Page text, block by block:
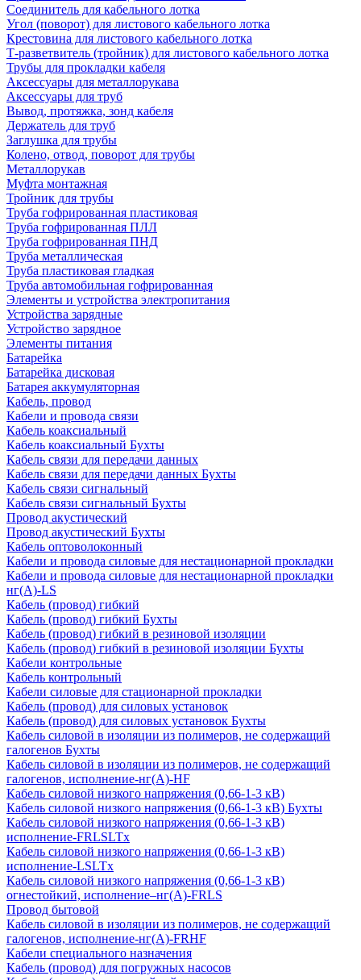
Соединитель для кабельного лотка
Угол (поворот) для листового кабельного лотка
Крестовина для листового кабельного лотка
Т-разветвитель (тройник) для листового кабельного лотка
Трубы для прокладки кабеля
Аксессуары для металлорукава
Аксессуары для труб
Вывод, протяжка, зонд кабеля
Держатель для труб
Заглушка для трубы
Колено, отвод, поворот для трубы
Металлорукав
Муфта монтажная
Тройник для трубы
Труба гофрированная пластиковая
Труба гофрированная ПЛЛ
Труба гофрированная ПНД
Труба металлическая
Труба пластиковая гладкая
Труба автомобильная гофрированная
Элементы и устройства электропитания
Устройства зарядные
Устройство зарядное
Элементы питания
Батарейка
Батарейка дисковая
Батарея аккумуляторная
Кабель, провод
Кабели и провода связи
Кабель коаксиальный
Кабель коаксиальный Бухты
Кабель связи для передачи данных
Кабель связи для передачи данных Бухты
Кабель связи сигнальный
Кабель связи сигнальный Бухты
Провод акустический
Провод акустический Бухты
Кабель оптоволоконный
Кабели и провода силовые для нестационарной прокладки
Кабели и провода силовые для нестационарной прокладки
нг(А)-LS
Кабель (провод) гибкий
Кабель (провод) гибкий Бухты
Кабель (провод) гибкий в резиновой изоляции
Кабель (провод) гибкий в резиновой изоляции Бухты
Кабели контрольные
Кабель контрольный
Кабели силовые для стационарной прокладки
Кабель (провод) для силовых установок
Кабель (провод) для силовых установок Бухты
Кабель силовой в изоляции из полимеров, не содержащий
галогенов Бухты
Кабель силовой в изоляции из полимеров, не содержащий
галогенов, исполнение-нг(А)-HF
Кабель силовой низкого напряжения (0,66-1-3 кВ)
Кабель силовой низкого напряжения (0,66-1-3 кВ) Бухты
Кабель силовой низкого напряжения (0,66-1-3 кВ)
исполнение-FRLSLTx
Кабель силовой низкого напряжения (0,66-1-3 кВ)
исполнение-LSLTx
Кабель силовой низкого напряжения (0,66-1-3 кВ)
огнестойкий, исполнение–нг(А)-FRLS
Провод бытовой
Кабель силовой в изоляции из полимеров, не содержащий
галогенов, исполнение-нг(А)-FRHF
Кабели специального назначения
Кабель (провод) для погружных насосов